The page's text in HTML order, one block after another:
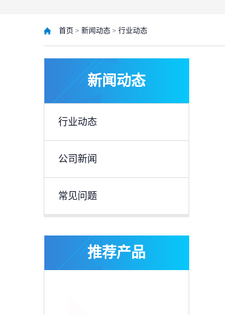
首页 > 新闻动态 > 行业动态
新闻动态
行业动态
公司新闻
常见问题
推荐产品
S系列齿轮减速机
F系列平行轴斜齿轮减速机
R系列斜齿轮减速机
K系列伞齿轮减速机